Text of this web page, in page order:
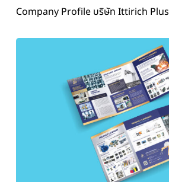
Company Profile บริษัท Ittirich Plus